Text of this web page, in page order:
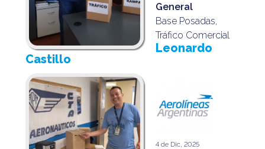
General
Base Posadas,
Tráfico Comercial
Leonardo
Castillo
4 de Dic, 2025